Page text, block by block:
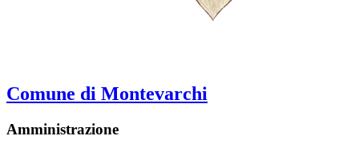
Comune di Montevarchi
Amministrazione